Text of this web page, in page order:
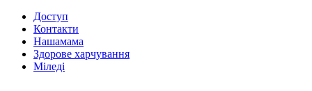
Доступ
Контакти
Нашамама
Здорове харчування
Міледі